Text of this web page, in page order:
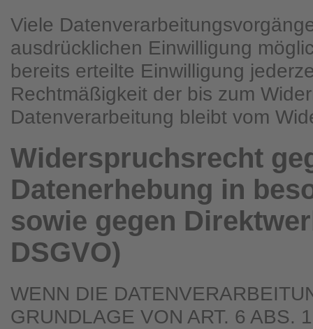
Viele
ausdrücklichen Einwilligung
bereits erteilte Einwilligung
Rechtmäßigkeit der bis zum
Datenverarbeitung bleibt vom
Widerspruchsrecht
Datenerhebung in
sowie gegen
DSGVO)
WENN DIE
GRUNDLAGE VON ART. 6 ABS.